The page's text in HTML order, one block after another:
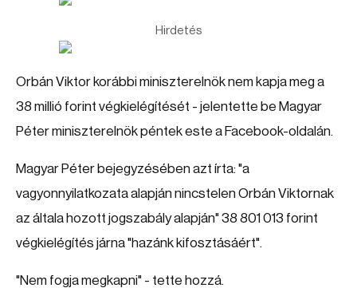
Hirdetés
Orbán Viktor korábbi miniszterelnök nem kapja meg a
38 millió forint végkielégítését - jelentette be Magyar
Péter miniszterelnök péntek este a Facebook-oldalán.
Magyar Péter bejegyzésében azt írta: "a
vagyonnyilatkozata alapján nincstelen Orbán Viktornak
az általa hozott jogszabály alapján" 38 801 013 forint
végkielégítés járna "hazánk kifosztásáért".
"Nem fogja megkapni" - tette hozzá.